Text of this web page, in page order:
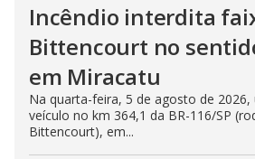
Incêndio interdita
Bittencourt no
em Miracatu
Na quarta-feira, 5 de agosto de
veículo no km 364,1 da BR-116/SP
Bittencourt), em...